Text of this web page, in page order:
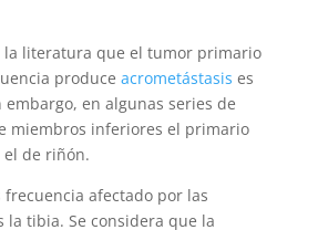
la literatura que el tumor primario
produce acrometástasis es
en algunas series de
miembros inferiores el primario
el de riñón.
frecuencia afectado por las
la tibia. Se considera que la